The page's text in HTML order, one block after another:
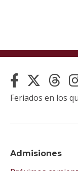
Admisiones
Feriados en los